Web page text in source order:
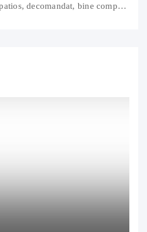
De vanzare: Apartament spatios, decomandat, bine compartimentat, 3 camere, 2 bai, bucatarie, suprafață utilă de 64 mp + 3 balcoane (11 mp), strada Barierei, zona Dragos Voda Oradea. 89 500 E (neg). Comision 0